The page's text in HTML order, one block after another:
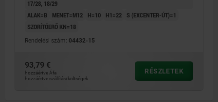
17/28, 18/29
ALAK=B
MENET=M12 H=10 H1=22
S (EXCENTER-ÚT)=1
SZORÍTÓERŐ KN=18
Rendelési szám: 04432-15
93,79 €
hozzáértve Áfa
hozzáértve szállítási költségek
RÉSZLETEK